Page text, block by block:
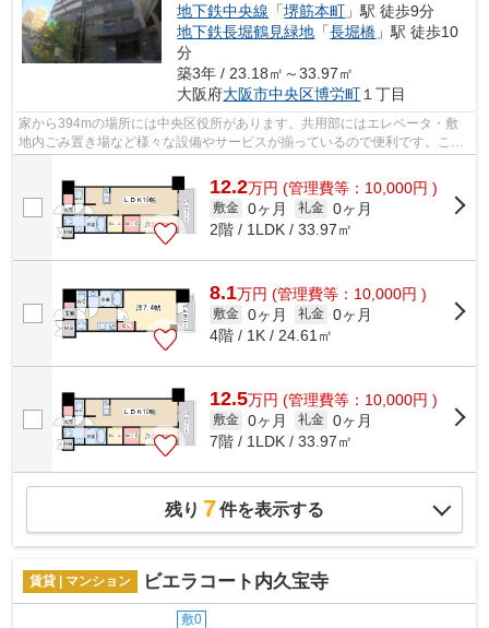
地下鉄中央線 「堺筋本町 」駅 徒歩9分
地下鉄長堀鶴見緑地 「長堀橋 」駅 徒歩10
分
築3年 / 23.18㎡～33.97㎡
大阪府大阪市中央区博労町 １丁目
家から394mの場所には中央区役所があります。共用部にはエレベータ・敷
地内ごみ置き場など様々な設備やサービスが揃っているので便利です。こち
12.2万円 (管理費等：10,000円 )
敷金 0ヶ月 礼金 0ヶ月
2階 / 1LDK / 33.97㎡
8.1万円 (管理費等：10,000円 )
敷金 0ヶ月 礼金 0ヶ月
4階 / 1K / 24.61㎡
12.5万円 (管理費等：10,000円 )
敷金 0ヶ月 礼金 0ヶ月
7階 / 1LDK / 33.97㎡
残り 7件を表示する
賃貸 | マンション ビエラコート内久宝寺
敷0